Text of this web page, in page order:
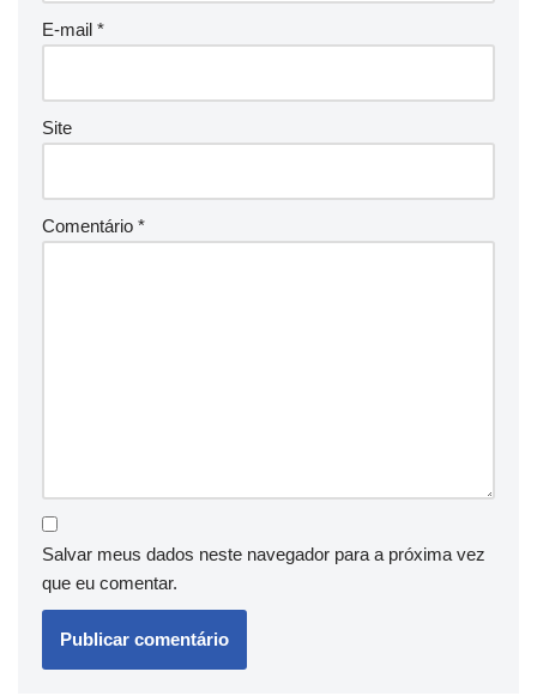
E-mail *
Site
Comentário *
Salvar meus dados neste navegador para a próxima vez
que eu comentar.